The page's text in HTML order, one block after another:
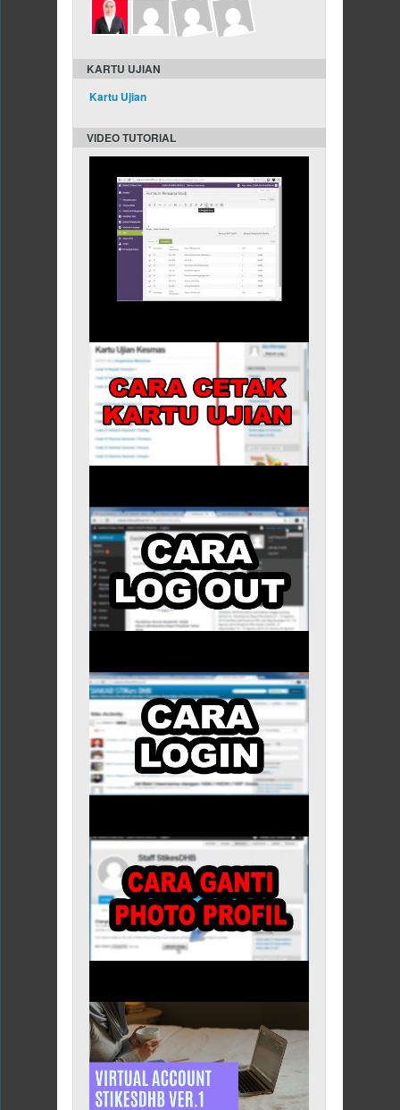
KARTU UJIAN
Kartu Ujian
VIDEO TUTORIAL